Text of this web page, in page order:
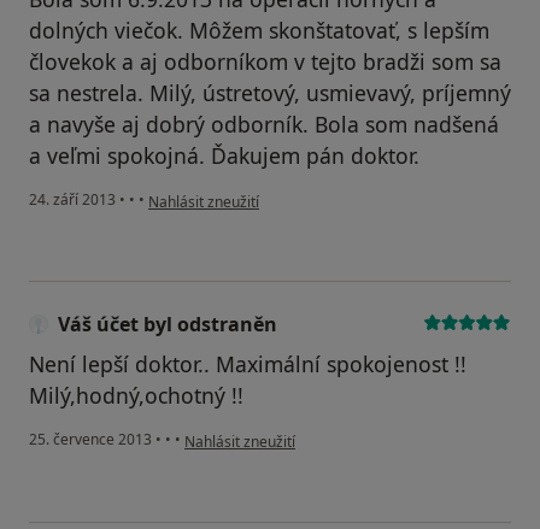
dolných viečok. Môžem skonštatovať, s lepším
človekok a aj odborníkom v tejto bradži som sa
sa nestrela. Milý, ústretový, usmievavý, príjemný
a navyše aj dobrý odborník. Bola som nadšená
a veľmi spokojná. Ďakujem pán doktor.
24. září 2013 • • • podle názoru uživatele Váš účet byl odstraněn
Nahlásit zneužití
Váš účet byl odstraněn
Není lepší doktor.. Maximální spokojenost !!
Milý,hodný,ochotný !!
25. července 2013 • • • podle názoru uživatele Váš účet byl odstraněn
Nahlásit zneužití